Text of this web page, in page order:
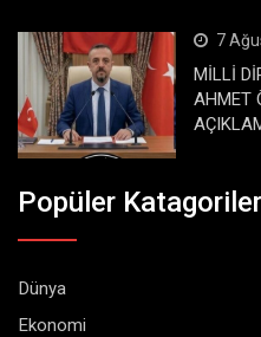
7
MİLLİ
AHMET
Popüler Katagoriler
Dünya
Ekonomi